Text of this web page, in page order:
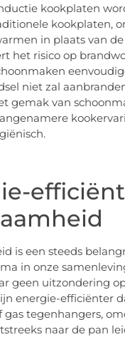
kookplaten
kookplaten,
in plaats van
het risico op
niet zal
gemak van
is een steeds
in onze
geen uitzondering
energie-efficiënter
gas tegenhangers,
naar de pan